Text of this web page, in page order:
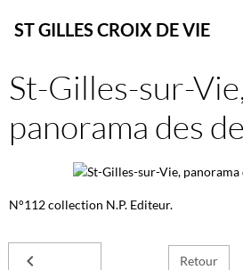
ST GILLES CROIX DE VIE
St-Gilles-sur-
panorama des
N°112 collection N.P. Editeur.
Retour